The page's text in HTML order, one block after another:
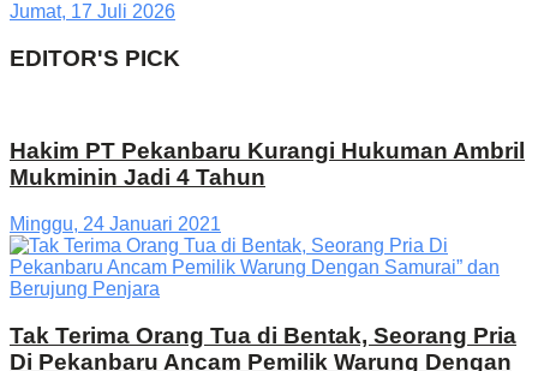
Jumat, 17 Juli 2026
EDITOR'S PICK
Hakim PT Pekanbaru Kurangi Hukuman Ambril
Mukminin Jadi 4 Tahun
Minggu, 24 Januari 2021
Tak Terima Orang Tua di Bentak, Seorang Pria
Di Pekanbaru Ancam Pemilik Warung Dengan